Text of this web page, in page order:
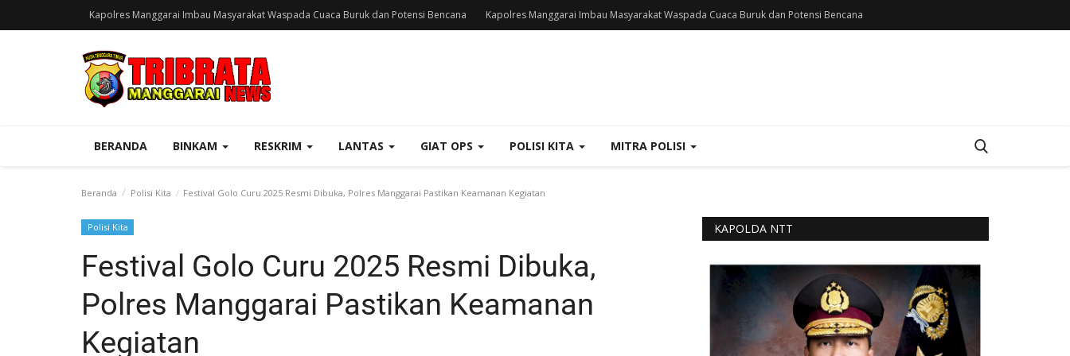
Kapolres Manggarai Imbau Masyarakat Waspada Cuaca Buruk dan Potensi Bencana Kapolres Manggarai Imbau Masyarakat Waspada Cuaca Buruk dan Potensi Bencana
BERANDA BINKAM RESKRIM LANTAS GIAT OPS POLISI KITA MITRA POLISI
Beranda Polisi Kita Festival Golo Curu 2025 Resmi Dibuka, Polres Manggarai Pastikan Keamanan Kegiatan
Polisi Kita
Festival Golo Curu 2025 Resmi Dibuka,
Polres Manggarai Pastikan Keamanan
Kegiatan
KAPOLDA NTT